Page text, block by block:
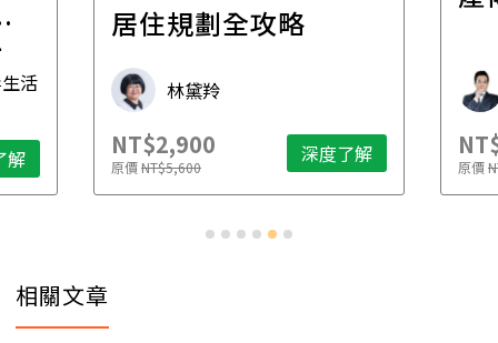
活
解
居住規劃全攻略
林黛羚
NT$2,900
原價NT$5,600 深度了解 原價
相關文章